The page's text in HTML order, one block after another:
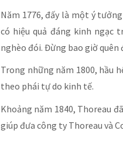
Năm 1776, đấy là một ý
có hiệu quả đáng kinh
nghèo đói. Đừng bao giờ quên
Trong những năm 1800, hầu
theo phái tự do kinh tế.
Khoảng năm 1840, Thoreau
giúp đưa công ty Thoreau và